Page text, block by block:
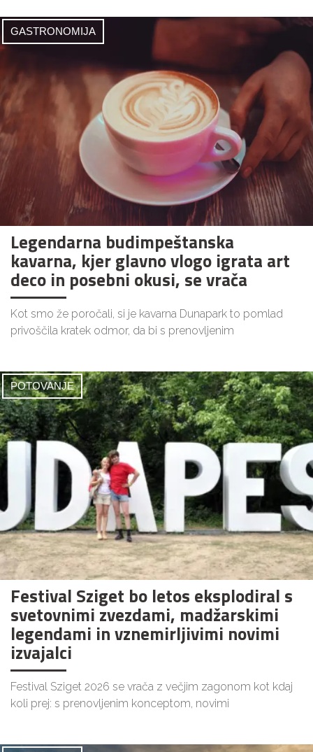
GASTRONOMIJA
Legendarna budimpeštanska
kavarna, kjer glavno vlogo igrata art
deco in posebni okusi, se vrača
Kot smo že poročali, si je kavarna Dunapark to pomlad
privoščila kratek odmor, da bi s prenovljenim
POTOVANJE
Festival Sziget bo letos eksplodiral s
svetovnimi zvezdami, madžarskimi
legendami in vznemirljivimi novimi
izvajalci
Festival Sziget 2026 se vrača z večjim zagonom kot kdaj
koli prej: s prenovljenim konceptom, novimi